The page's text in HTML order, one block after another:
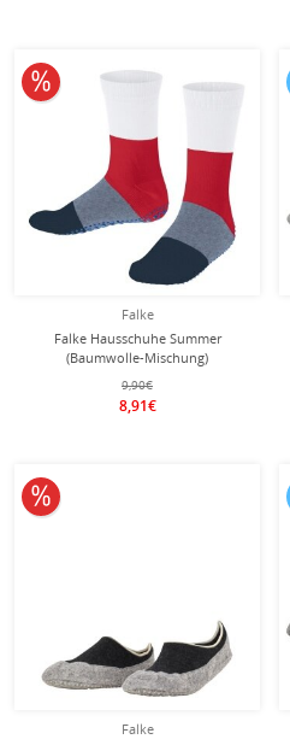
Falke
Falke Hausschuhe Summer
(Baumwolle-Mischung)
weiss/blau/rot Kinder
9,90€
8,91€
10% reduziert
Falke
10% reduziert